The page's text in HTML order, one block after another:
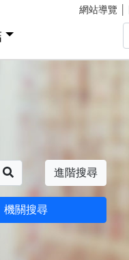
網站導覽
進階搜尋
機關搜尋